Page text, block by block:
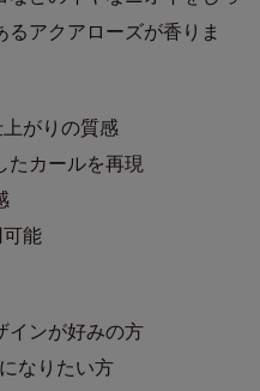
アクアローズが香りま
がりの質感
たカールを再現
可能
インが好みの方
なりたい方